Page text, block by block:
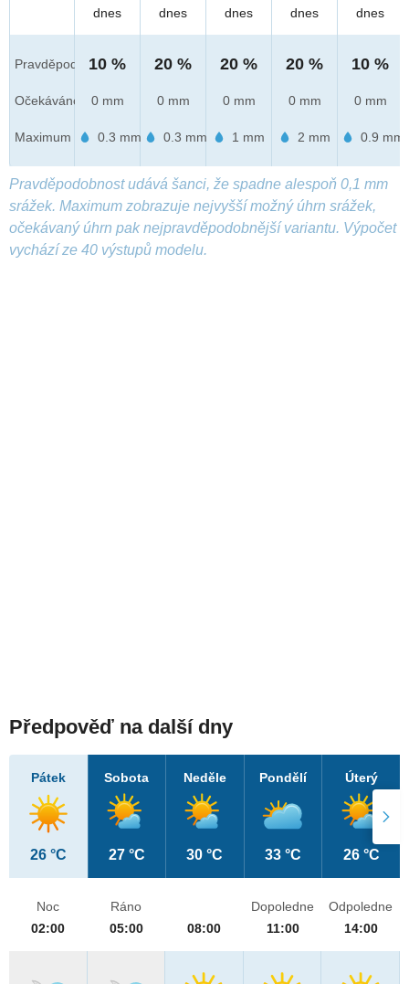
Pravděpod.
Očekáváno
Maximum
dnes
10 %
0 mm
0.3 mm
dnes
20 %
0 mm
0.3 mm
dnes
20 %
0 mm
1 mm
dnes
20 %
0 mm
2 mm
dnes
10 %
0 mm
0.9 mm
Pravděpodobnost udává šanci, že spadne alespoň 0,1 mm
srážek. Maximum zobrazuje nejvyšší možný úhrn srážek,
očekávaný úhrn pak nejpravděpodobnější variantu. Výpočet
vychází ze 40 výstupů modelu.
Předpověď na další dny
Pátek
26 °C
Sobota
27 °C
Neděle
30 °C
Pondělí
33 °C
Úterý
26 °C
Noc
02:00
Ráno
05:00
08:00
Dopoledne
11:00
Odpoledne
14:00